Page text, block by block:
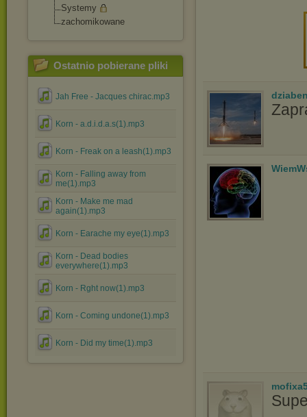
Systemy
zachomikowane
Ostatnio pobierane pliki
Jah Free - Jacques chirac.mp3
Korn - a.d.i.d.a.s(1).mp3
Korn - Freak on a leash(1).mp3
Korn - Falling away from
me(1).mp3
Korn - Make me mad
again(1).mp3
Korn - Earache my eye(1).mp3
Korn - Dead bodies
everywhere(1).mp3
Korn - Rght now(1).mp3
Korn - Coming undone(1).mp3
Korn - Did my time(1).mp3